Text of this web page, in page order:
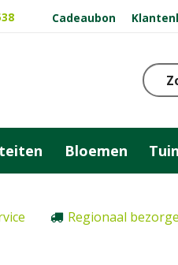
Regionaal
Cadeaubon
Bloemen